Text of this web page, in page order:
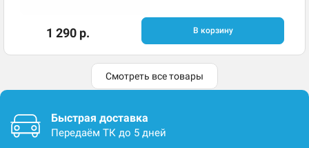
1 290 р. В корзину
Смотреть все товары
Быстрая доставка
Передаём ТК до 5 дней